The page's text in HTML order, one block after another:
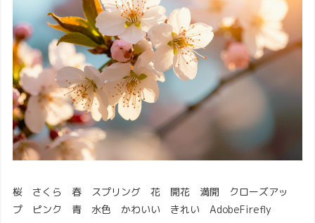
桜 さくら 春 スプリング 花 開花 満開 クローズアッ
プ ピンク 青 水色 かわいい きれい AdobeFirefly